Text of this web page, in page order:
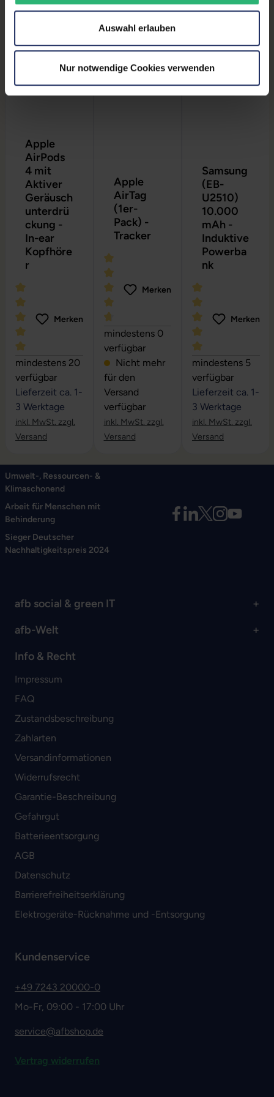
Auswahl erlauben
Nur notwendige Cookies verwenden
Produktgalerie überspringen
Apple
AirPods
4 mit
Aktiver
Geräusch
unterdrü
ckung -
In-ear
Kopfhöre
r
Durchschnittliche Bewertung von 5 von 5 Sternen
Merken
mindestens 20
verfügbar
Lieferzeit ca. 1-
3 Werktage
inkl. MwSt. zzgl.
Versand
Apple
AirTag
(1er-
Pack) -
Tracker
Durchschnittliche Bewertung von
Merken
mindestens 0
verfügbar
Nicht mehr
für den
Versand
verfügbar
inkl. MwSt. zzgl.
Versand
Samsung
(EB-
U2510)
10.000
mAh -
Induktive
Powerba
nk
Durchschnittliche
Merken
mindestens 5
verfügbar
Lieferzeit ca. 1-
3 Werktage
inkl. MwSt. zzgl.
Versand
Umwelt-, Ressourcen- &
Klimaschonend
Arbeit für Menschen mit
Behinderung
Sieger Deutscher
Nachhaltigkeitspreis 2024
afb social & green IT
afb-Welt
Info & Recht
Impressum
FAQ
Zustandsbeschreibung
Zahlarten
Versandinformationen
Widerrufsrecht
Garantie-Beschreibung
Gefahrgut
Batterieentsorgung
AGB
Datenschutz
Barrierefreiheitserklärung
Elektrogeräte-Rücknahme und -Entsorgung
Kundenservice
+49 7243 20000-0
Mo-Fr, 09:00 - 17:00 Uhr
service@afbshop.de
Vertrag widerrufen